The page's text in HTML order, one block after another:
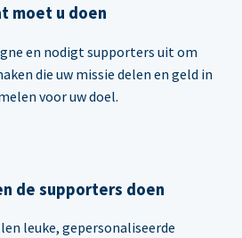
moet u doen
en nodigt supporters uit om
die uw missie delen en geld in
voor uw doel.
de supporters doen
leuke, gepersonaliseerde